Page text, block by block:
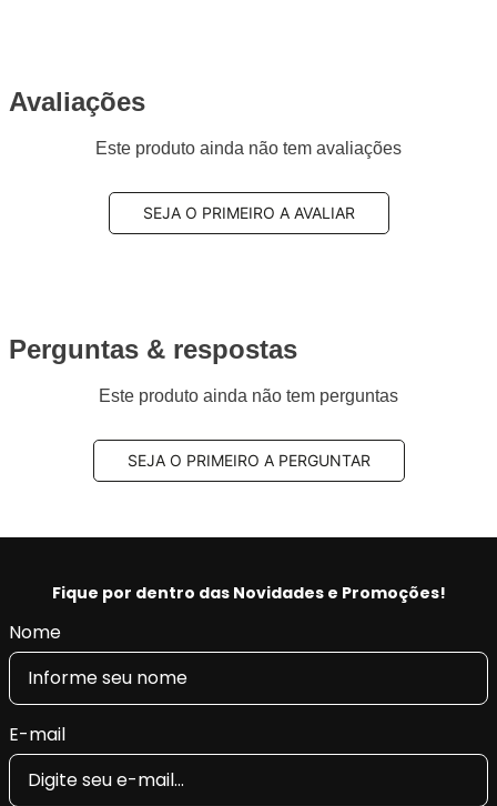
Avaliações
Este produto ainda não tem avaliações
SEJA O PRIMEIRO A AVALIAR
Perguntas & respostas
Este produto ainda não tem perguntas
SEJA O PRIMEIRO A PERGUNTAR
Fique por dentro das Novidades e Promoções!
Nome
E-mail